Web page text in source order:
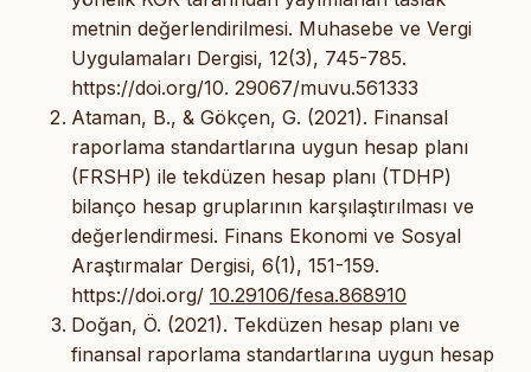
metnin değerlendirilmesi. Muhasebe ve Vergi
Uygulamaları Dergisi, 12(3), 745-785.
https://doi.org/10. 29067/muvu.561333
Ataman, B., & Gökçen, G. (2021). Finansal
raporlama standartlarına uygun hesap planı
(FRSHP) ile tekdüzen hesap planı (TDHP)
bilanço hesap gruplarının karşılaştırılması ve
değerlendirmesi. Finans Ekonomi ve Sosyal
Araştırmalar Dergisi, 6(1), 151-159.
https://doi.org/ 10.29106/fesa.868910
Doğan, Ö. (2021). Tekdüzen hesap planı ve
finansal raporlama standartlarına uygun hesap